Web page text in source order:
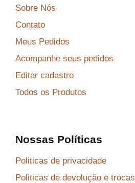
Sobre Nós
Contato
Meus Pedidos
Acompanhe seus pedidos
Editar cadastro
Todos os Produtos
Nossas Políticas
Politicas de privacidade
Politicas de devolução e trocas